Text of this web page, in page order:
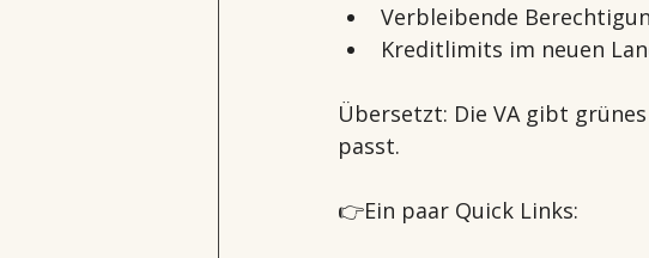
Verbleibende
Kreditlimits im neuen
Übersetzt: Die VA gibt
passt.
👉Ein paar Quick Links: